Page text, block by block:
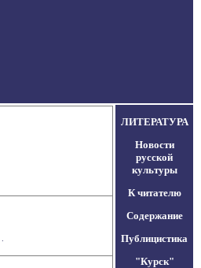
ЛИТЕРАТУРА
Новости
русской
культуры
К читателю
Содержание
Публицистика
"Курск"